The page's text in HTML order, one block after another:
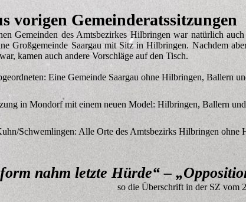
vorigen Gemeinderatssitzungen
Gemeinden des Amtsbezirkes Hilbringen war natürlich
Großgemeinde Saargau mit Sitz in Hilbringen. Nachdem
kamen auch andere Vorschläge auf den Tisch.
Eine Gemeinde Saargau ohne Hilbringen, Ballern
in Mondorf mit einem neuen Model: Hilbringen, Ballern
Schwemlingen: Alle Orte des Amtsbezirks Hilbringen
nahm letzte Hürde“ –
so die Überschrift in der SZ vom